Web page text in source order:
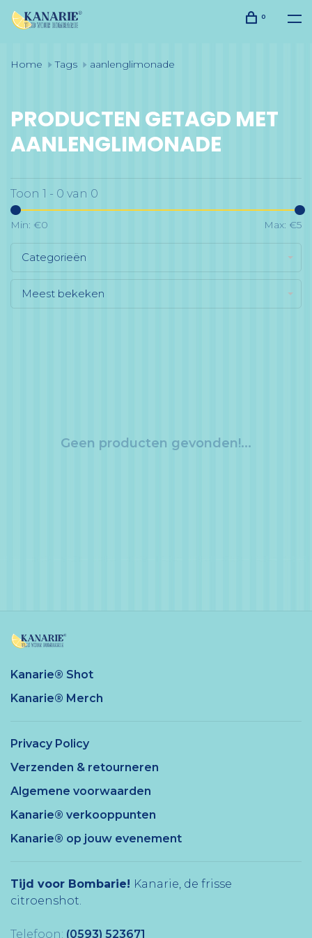
0
Home Tags aanlenglimonade
PRODUCTEN GETAGD MET
AANLENGLIMONADE
Toon 1 - 0 van 0
Min: €0 Max: €5
Categorieën
Meest bekeken
Geen producten gevonden!...
Kanarie® Shot
Kanarie® Merch
Privacy Policy
Verzenden & retourneren
Algemene voorwaarden
Kanarie® verkooppunten
Kanarie® op jouw evenement
Tijd voor Bombarie! Kanarie, de frisse
citroenshot.
Telefoon: (0593) 523671